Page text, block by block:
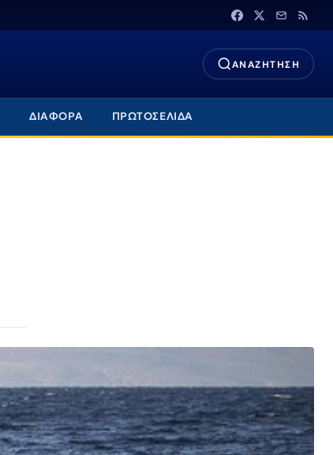
ΑΝΑΖΗΤΗΣΗ
ΔΙΑΦΟΡΑ ΠΡΩΤΟΣΕΛΙΔΑ